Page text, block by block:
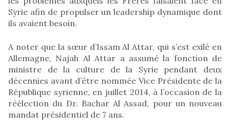
Syrie afin de propulser un leadership dynamique dont
ils avaient besoin.
A noter que la sœur d’Issam Al Attar, qui s’est exilé en
Allemagne, Najah Al Attar a assumé la fonction de
ministre de la culture de la Syrie pendant deux
décennies avant d’être nommée Vice Présidente de la
République syrienne, en juillet 2014, à l’occasion de la
réélection du Dr. Bachar Al Assad, pour un nouveau
mandat présidentiel de 7 ans.